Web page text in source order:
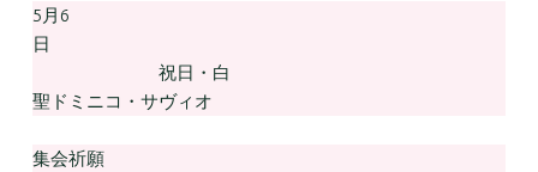
5月6
日
祝日・白
聖ドミニコ・サヴィオ
集会祈願